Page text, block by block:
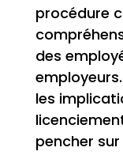
procédure
des
les
pencher